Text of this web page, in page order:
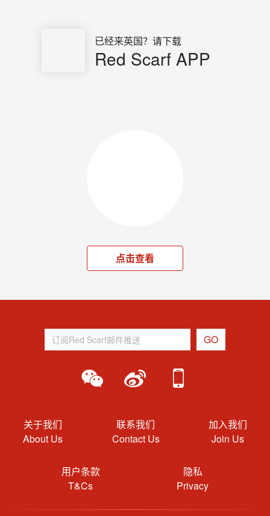
已经来英国？请下载
Red Scarf APP
点击查看
关于我们
About Us
联系我们
Contact Us
加入我们
Join Us
用户条款
T&Cs
隐私
Privacy